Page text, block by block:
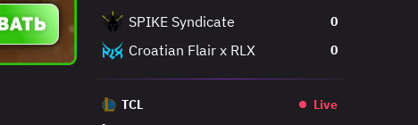
SPIKE Syndicate 0
Croatian Flair x RLX 0
TCL Live